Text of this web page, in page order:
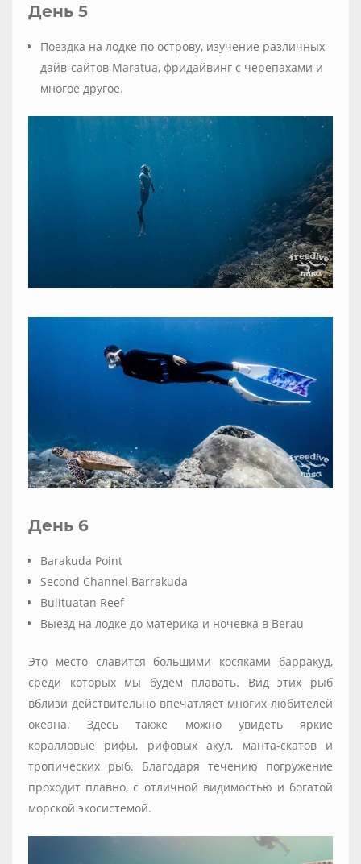
День 5
Поездка на лодке по острову, изучение различных
дайв-сайтов Maratua, фридайвинг с черепахами и
многое другое.
День 6
Barakuda Point
Second Channel Barrakuda
Bulituatan Reef
Выезд на лодке до материка и ночевка в Berau
Это место славится большими косяками барракуд,
среди которых мы будем плавать. Вид этих рыб
вблизи действительно впечатляет многих любителей
океана. Здесь также можно увидеть яркие
коралловые рифы, рифовых акул, манта-скатов и
тропических рыб. Благодаря течению погружение
проходит плавно, с отличной видимостью и богатой
морской экосистемой.